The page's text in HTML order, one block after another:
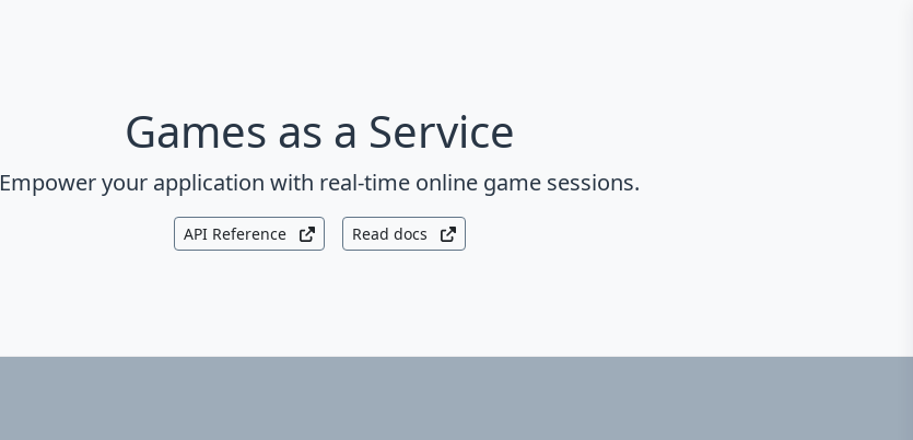
Games as a Service
Empower your application with real-time online game sessions.
API Reference Read docs